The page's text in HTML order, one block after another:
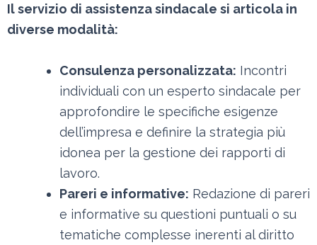
Il servizio di assistenza sindacale si articola in
diverse modalità:
Consulenza personalizzata: Incontri
individuali con un esperto sindacale per
approfondire le specifiche esigenze
dell’impresa e definire la strategia più
idonea per la gestione dei rapporti di
lavoro.
Pareri e informative: Redazione di pareri
e informative su questioni puntuali o su
tematiche complesse inerenti al diritto